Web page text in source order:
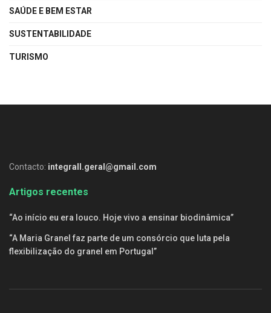
SAÚDE E BEM ESTAR
SUSTENTABILIDADE
TURISMO
Contacto: integrall.geral@gmail.com
Artigos recentes
“Ao início eu era louco. Hoje vivo a ensinar biodinâmica”
“A Maria Granel faz parte de um consórcio que luta pela
flexibilização do granel em Portugal”